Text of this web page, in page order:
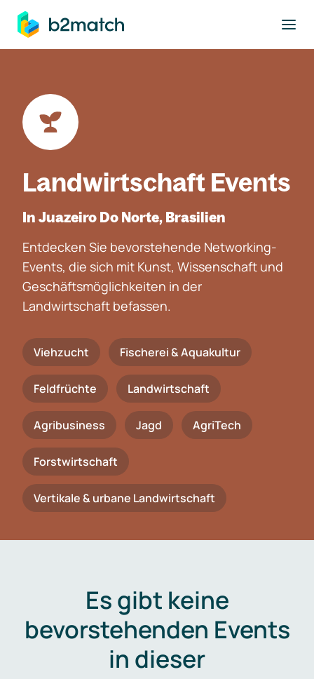
springen
Landwirtschaft Events
In Juazeiro Do Norte, Brasilien
Entdecken Sie bevorstehende Networking-
Events, die sich mit Kunst, Wissenschaft und
Geschäftsmöglichkeiten in der
Landwirtschaft befassen.
Viehzucht Fischerei & Aquakultur
Feldfrüchte Landwirtschaft
Agribusiness Jagd AgriTech
Forstwirtschaft
Vertikale & urbane Landwirtschaft
Es gibt keine
bevorstehenden Events
in dieser